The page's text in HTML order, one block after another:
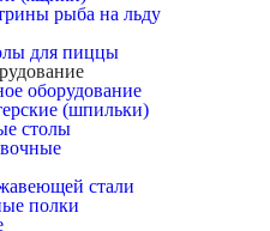
рыба на льду
для пиццы
оборудование
(шпильки)
столы
стали
полки